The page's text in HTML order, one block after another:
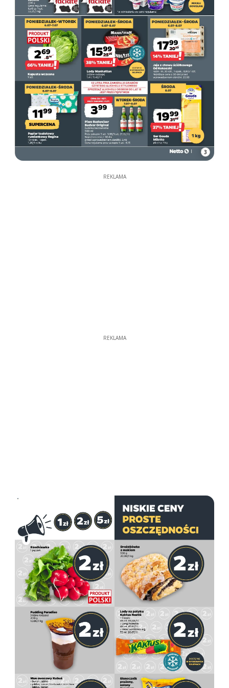
3
REKLAMA
REKLAMA